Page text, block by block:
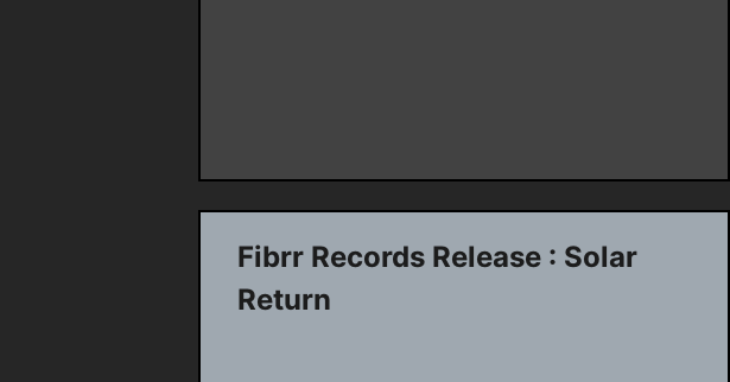
Fibrr Records Release : Solar
Return